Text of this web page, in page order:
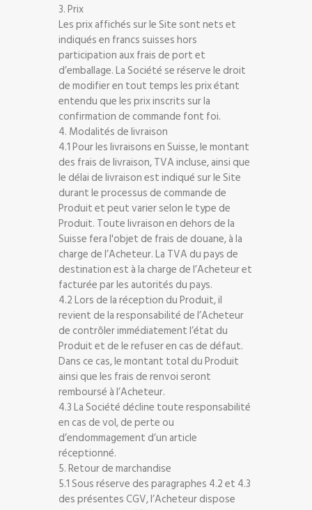
3. Prix
Les prix affichés sur le Site sont nets et
indiqués en francs suisses hors
participation aux frais de port et
d’emballage. La Société se réserve le droit
de modifier en tout temps les prix étant
entendu que les prix inscrits sur la
confirmation de commande font foi.
4. Modalités de livraison
4.1 Pour les livraisons en Suisse, le montant
des frais de livraison, TVA incluse, ainsi que
le délai de livraison est indiqué sur le Site
durant le processus de commande de
Produit et peut varier selon le type de
Produit. Toute livraison en dehors de la
Suisse fera l'objet de frais de douane, à la
charge de l’Acheteur. La TVA du pays de
destination est à la charge de l’Acheteur et
facturée par les autorités du pays.
4.2 Lors de la réception du Produit, il
revient de la responsabilité de l’Acheteur
de contrôler immédiatement l’état du
Produit et de le refuser en cas de défaut.
Dans ce cas, le montant total du Produit
ainsi que les frais de renvoi seront
remboursé à l’Acheteur.
4.3 La Société décline toute responsabilité
en cas de vol, de perte ou
d’endommagement d’un article
réceptionné.
5. Retour de marchandise
5.1 Sous réserve des paragraphes 4.2 et 4.3
des présentes CGV, l’Acheteur dispose